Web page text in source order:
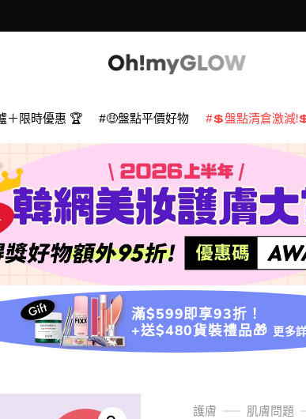
＋限時優惠 🏆 🤑盤點平價好物 💲盤點清倉激減
滿$599即享93折！
+送$480貨裝禮品🎁 更多
護膚 肌膚問題